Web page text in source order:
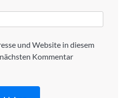
und Website in diesem
Kommentar